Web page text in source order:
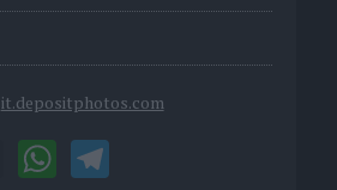
it.depositphotos.com